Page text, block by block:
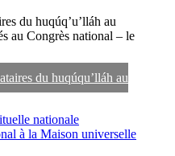
du huqúq’u’lláh au
au Congrès national – le
du huqúqu’lláh au
nationale
à la Maison universelle